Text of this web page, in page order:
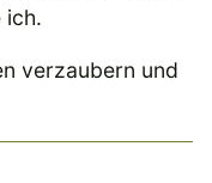
ich.
verzaubern und